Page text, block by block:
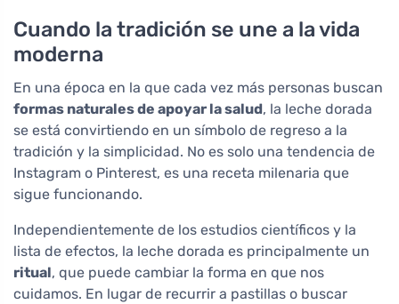
Cuando la tradición se une a la vida
moderna
En una época en la que cada vez más personas buscan
formas naturales de apoyar la salud, la leche dorada
se está convirtiendo en un símbolo de regreso a la
tradición y la simplicidad. No es solo una tendencia de
Instagram o Pinterest, es una receta milenaria que
sigue funcionando.
Independientemente de los estudios científicos y la
lista de efectos, la leche dorada es principalmente un
ritual, que puede cambiar la forma en que nos
cuidamos. En lugar de recurrir a pastillas o buscar